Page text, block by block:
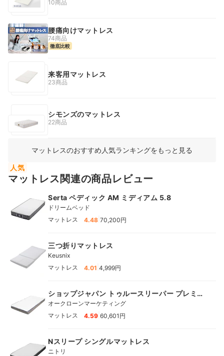
10商品
腰痛向けマットレス
74商品
徹底比較
来客用マットレス
23商品
シモンズのマットレス
22商品
マットレスのおすすめ人気ランキングをもっと見る
人気
マットレス関連の商品レビュー
Serta ペディック AM ミディアム 5.8
ドリームベッド
マットレス
4.48 70,200円
三つ折りマットレス
Keusnix
マットレス
4.01 4,999円
ショップジャパン トゥルースリーパー プレミア
ベッドマットレス
オークローンマーケティング
マットレス
4.59 60,601円
Nスリープ シングルマットレス
ニトリ